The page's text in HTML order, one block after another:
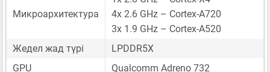
Микроархитектура
4x 2.6 GHz – Cortex-A720
3x 1.9 GHz – Cortex-A520
Жедел жад түрі
LPDDR5X
GPU
Qualcomm Adreno 732